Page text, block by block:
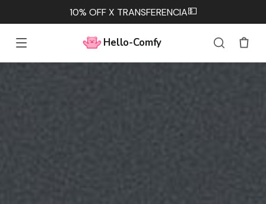
10% OFF X TRANSFERENCIA💵
Hello-Comfy